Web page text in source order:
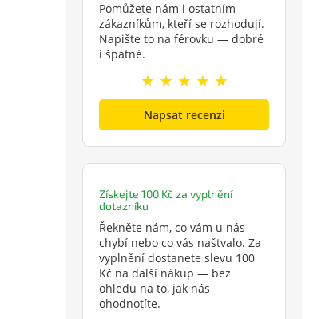
Pomůžete nám i ostatním
zákazníkům, kteří se rozhodují.
Napište to na férovku — dobré
i špatné.
★ ★ ★ ★ ★
Napsat recenzi
Získejte 100 Kč za vyplnění
dotazníku
Řekněte nám, co vám u nás
chybí nebo co vás naštvalo. Za
vyplnění dostanete slevu 100
Kč na další nákup — bez
ohledu na to, jak nás
ohodnotíte.